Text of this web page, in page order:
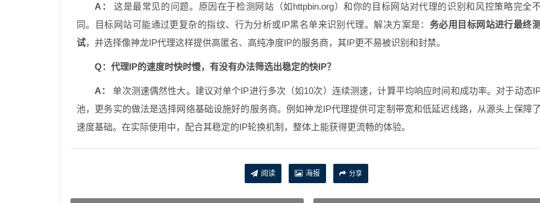
A：
这是最常见的问题。原因在于检测网站（如httpbin.org）和你的目标网站对代理的识别和风控策略完全
同。目标网站可能通过更复杂的指纹、行为分析或IP黑名单来识别代理。解决方案是： 务必用目标网站进行最终测
试，并选择像神龙IP代理这样提供高匿名、高纯净度IP的服务商，其IP更不易被识别和封禁。
Q：代理IP的速度时快时慢，有没有办法筛选出稳定的快IP？
A：
单次测速偶然性大。建议对单个IP进行多次（如10次）连续测速，计算平均响应时间和成功率。对于动态
池，更务实的做法是选择网络基础设施好的服务商。例如神龙IP代理提供可定制带宽和低延迟线路，从源头上保障了
速度基础。在实际使用中，配合其稳定的IP轮换机制，整体上能获得更流畅的体验。
阅读 海报 分享